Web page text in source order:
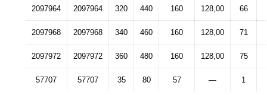
2097964 2097964 320 440 160 128,00 66
2097968 2097968 340 460 160 128,00 71
2097972 2097972 360 480 160 128,00 75
57707 57707 35 80 57 — 1